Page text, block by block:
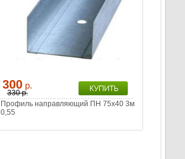
300 р.
330 р.
Профиль направляющий ПН 75х40 3м
0,55